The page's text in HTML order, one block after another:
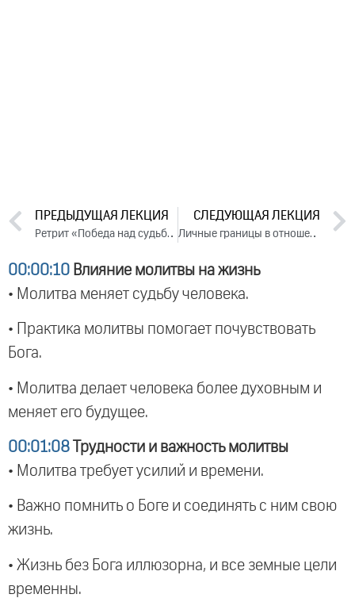
ПРЕДЫДУЩАЯ ЛЕКЦИЯ
Ретрит «Победа над судьбой». День 3 (2024)
СЛЕДУЮЩАЯ ЛЕКЦИЯ
Личные границы в отношениях. День 1. Часть 1 (2024)
00:00:10 Влияние молитвы на жизнь
• Молитва меняет судьбу человека.
• Практика молитвы помогает почувствовать
Бога.
• Молитва делает человека более духовным и
меняет его будущее.
00:01:08 Трудности и важность молитвы
• Молитва требует усилий и времени.
• Важно помнить о Боге и соединять с ним свою
жизнь.
• Жизнь без Бога иллюзорна, и все земные цели
временны.